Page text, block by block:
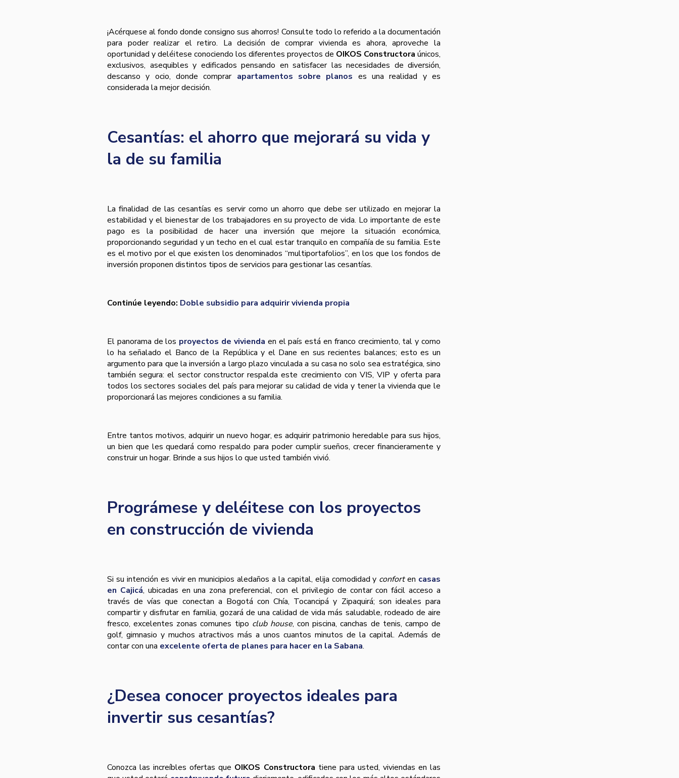
¡Acérquese al fondo donde consigno sus ahorros! Consulte todo lo referido a la documentación
para poder realizar el retiro. La decisión de comprar vivienda es ahora, aproveche la
oportunidad y deléitese conociendo los diferentes proyectos de OIKOS Constructora únicos,
exclusivos, asequibles y edificados pensando en satisfacer las necesidades de diversión,
descanso y ocio, donde comprar apartamentos sobre planos es una realidad y es
considerada la mejor decisión.
Cesantías: el ahorro que mejorará su vida y
la de su familia
La finalidad de las cesantías es servir como un ahorro que debe ser utilizado en mejorar la
estabilidad y el bienestar de los trabajadores en su proyecto de vida. Lo importante de este
pago es la posibilidad de hacer una inversión que mejore la situación económica,
proporcionando seguridad y un techo en el cual estar tranquilo en compañía de su familia. Este
es el motivo por el que existen los denominados “multiportafolios”, en los que los fondos de
inversión proponen distintos tipos de servicios para gestionar las cesantías.
Continúe leyendo: Doble subsidio para adquirir vivienda propia
El panorama de los proyectos de vivienda en el país está en franco crecimiento, tal y como
lo ha señalado el Banco de la República y el Dane en sus recientes balances; esto es un
argumento para que la inversión a largo plazo vinculada a su casa no solo sea estratégica, sino
también segura: el sector constructor respalda este crecimiento con VIS, VIP y oferta para
todos los sectores sociales del país para mejorar su calidad de vida y tener la vivienda que le
proporcionará las mejores condiciones a su familia.
Entre tantos motivos, adquirir un nuevo hogar, es adquirir patrimonio heredable para sus hijos,
un bien que les quedará como respaldo para poder cumplir sueños, crecer financieramente y
construir un hogar. Brinde a sus hijos lo que usted también vivió.
Prográmese y deléitese con los proyectos
en construcción de vivienda
Si su intención es vivir en municipios aledaños a la capital, elija comodidad y conforten casas
en Cajicá, ubicadas en una zona preferencial, con el privilegio de contar con fácil acceso a
través de vías que conectan a Bogotá con Chía, Tocancipá y Zipaquirá; son ideales para
compartir y disfrutar en familia, gozará de una calidad de vida más saludable, rodeado de aire
fresco, excelentes zonas comunes tipo club house, con piscina, canchas de tenis, campo de
golf, gimnasio y muchos atractivos más a unos cuantos minutos de la capital. Además de
contar con una excelente oferta de planes para hacer en la Sabana.
¿Desea conocer proyectos ideales para
invertir sus cesantías?
Conozca las increíbles ofertas que OIKOS Constructora tiene para usted, viviendas en las